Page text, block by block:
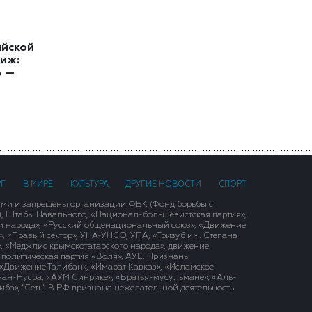
—
В МИРЕ КУЛЬТУРА ДРУГИЕ НОВОСТИ СПОРТ
и запрещены организации ФБК (Фонд борьбы с
Штабы Навального, «Национал-большевистская партия»,
народа», «Русский общенациональный союз», «Движение
«Правый сектор», УНА-УНСО, УПА, «Тризуб им. Степана
крымскотатарского народа», движение
политическая партия «Воля», АУЕ. Признаны
Талибан», «Имарат Кавказ», «Исламское
Нусра, «АУМ Синрике», «Братья-мусульмане», «Аль-
"Сеть". В РФ признана нежелательной деятельность